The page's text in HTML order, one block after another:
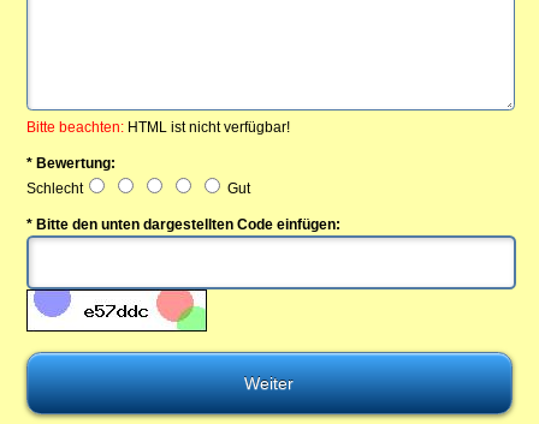
Bitte beachten: HTML ist nicht verfügbar!
* Bewertung:
Schlecht
Gut
* Bitte den unten dargestellten Code einfügen: